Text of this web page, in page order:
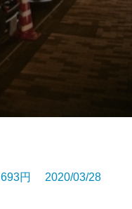
円 2020/03/28